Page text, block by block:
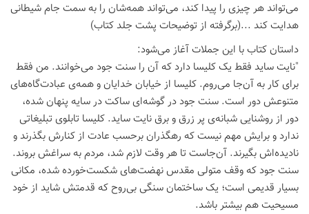
می‌تواند هر چیزی را پیدا کند، می‌تواند همه‌شان را به سمت جام شیطانی
هدایت کند ...(برگرفته از توضیحات پشت جلد کتاب)
داستان کتاب با این جملات آغاز می‌شود:
"نایت ساید فقط یک کلیسا دارد که آن را سنت جود می‌خوانند. من فقط
برای کار به آن‌جا می‌روم. کلیسا از خیابان خدایان و همه‌ی عبادت‌گاه‌های
متنوعش دور است. سنت جود در گوشه‌ای ساکت در سایه پنهان شده،
دور از روشنایی شبانه‌ی پر زرق و برق نایت ساید. کلیسا تابلوی تبلیغاتی
ندارد و برایش مهم نیست که رهگذران برحسب عادت از کنارش بگذرند و
نادیده‌اش بگیرند. آن‌جاست تا هر وقت لازم شد، مردم به سراغش بروند.
سنت جود که وقف متولی مقدس نهضت‌های شکست‌خورده شده، مکانی
بسیار قدیمی است؛ یک ساختمان سنگی بی‌روح که قدمتش شاید از خود
مسیحیت هم بیشتر باشد.